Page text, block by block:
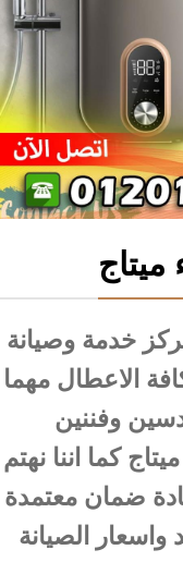
خدمة وصيانة
الاعطال مهما
وفننين
كما اننا نهتم
ضمان معتمدة
الصيانة